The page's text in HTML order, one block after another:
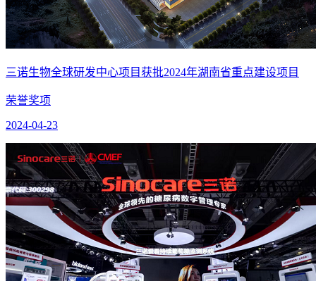
三诺生物全球研发中心项目获批2024年湖南省重点建设项目
荣誉奖项
2024-04-23